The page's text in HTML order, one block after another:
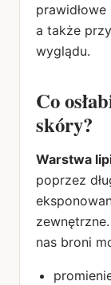
a także
wyglądu.
Co
skóry?
Warstwa
poprzez
nas broni